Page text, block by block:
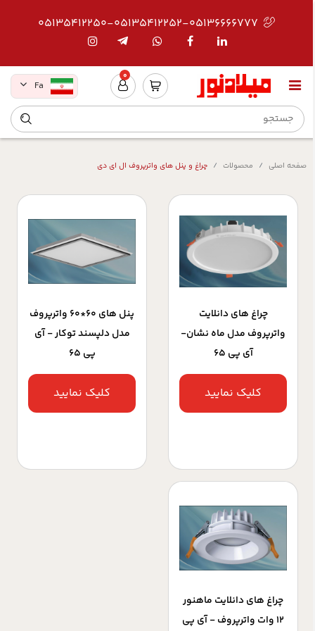
05135412250-05135412252-05136666777
0
Fa
صفحه اصلی محصولات چراغ و پنل های واترپروف ال ای دی
چراغ های دانلایت
واترپروف مدل ماه نشان-
آی پی 65
کلیک نمایید
پنل های 60*60 واترپروف
مدل دلپسند توکار - آی
پی 65
کلیک نمایید
چراغ های دانلایت ماهنور
12 وات واترپروف - آی پی